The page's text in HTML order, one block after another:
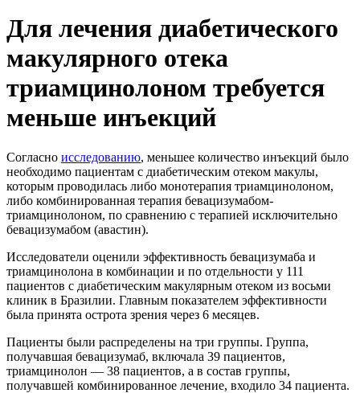
Для лечения диабетического
макулярного отека
триамцинолоном требуется
меньше инъекций
Согласно исследованию, меньшее количество инъекций было
необходимо пациентам с диабетическим отеком макулы,
которым проводилась либо монотерапия триамцинолоном,
либо комбинированная терапия бевацизумабом-
триамцинолоном, по сравнению с терапией исключительно
бевацизумабом (авастин).
Исследователи оценили эффективность бевацизумаба и
триамцинолона в комбинации и по отдельности у 111
пациентов с диабетическим макулярным отеком из восьми
клиник в Бразилии. Главным показателем эффективности
была принята острота зрения через 6 месяцев.
Пациенты были распределены на три группы. Группа,
получавшая бевацизумаб, включала 39 пациентов,
триамцинолон — 38 пациентов, а в состав группы,
получавшей комбинированное лечение, входило 34 пациента.